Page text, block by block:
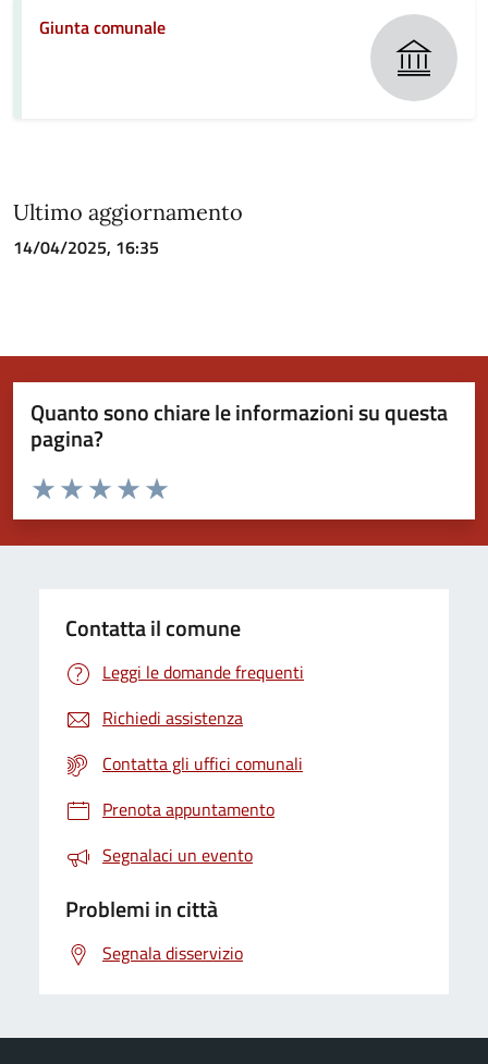
Giunta comunale
Ultimo aggiornamento
14/04/2025, 16:35
Quanto sono chiare le informazioni su questa
pagina?
Valuta da 1 a 5 stelle la pagina
Valuta 5 stelle su 5
Valuta 4 stelle su 5
Valuta 3 stelle su 5
Valuta 2 stelle su 5
Valuta 1 stelle su 5
Contatta il comune
Leggi le domande frequenti
Richiedi assistenza
Contatta gli uffici comunali
Prenota appuntamento
Segnalaci un evento
Problemi in città
Segnala disservizio